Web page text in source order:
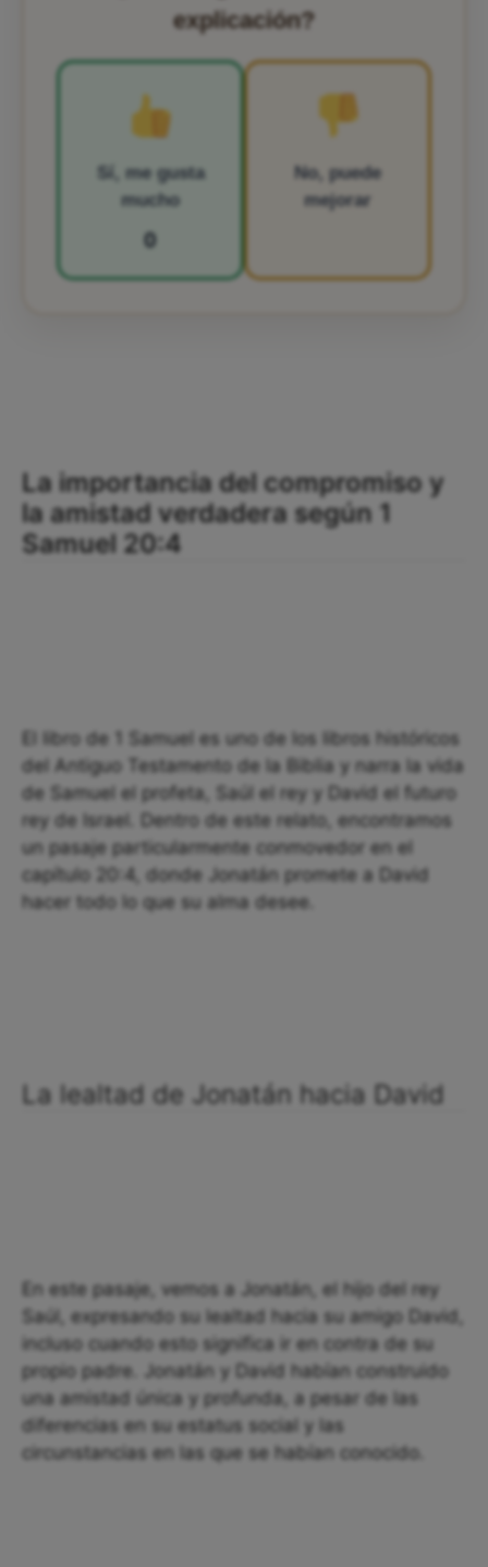
explicación?
Sí, me gusta
mucho
0
No, puede
mejorar
La importancia del compromiso y
la amistad verdadera según 1
Samuel 20:4
El libro de 1 Samuel es uno de los libros históricos
del Antiguo Testamento de la Biblia y narra la vida
de Samuel el profeta, Saúl el rey y David el futuro
rey de Israel. Dentro de este relato, encontramos
un pasaje particularmente conmovedor en el
capítulo 20:4, donde Jonatán promete a David
hacer todo lo que su alma desee.
La lealtad de Jonatán hacia David
En este pasaje, vemos a Jonatán, el hijo del rey
Saúl, expresando su lealtad hacia su amigo David,
incluso cuando esto significa ir en contra de su
propio padre. Jonatán y David habían construido
una amistad única y profunda, a pesar de las
diferencias en su estatus social y las
circunstancias en las que se habían conocido.